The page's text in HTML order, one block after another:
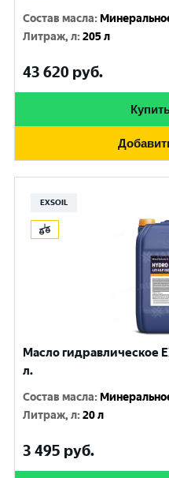
Состав масла:
Литраж, л:205 л
43 620 руб.
EXSOIL
Масло гидравлическое
л.
Состав масла:
Литраж, л:20 л
3 495 руб.